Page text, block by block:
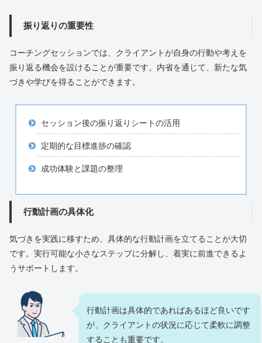
振り返りの重要性
コーチングセッションでは、クライアントが自身の行動や考えを
振り返る機会を設けることが重要です。内省を通じて、新たな気
づきや学びを得ることができます。
セッション後の振り返りシートの活用
定期的な目標進捗の確認
成功体験と課題の整理
行動計画の具体化
気づきを実践に移すため、具体的な行動計画を立てることが大切
です。実行可能な小さなステップに分解し、着実に前進できるよ
うサポートします。
行動計画は具体的であればあるほど良いです
が、クライアントの状況に応じて柔軟に調整
することも重要です。